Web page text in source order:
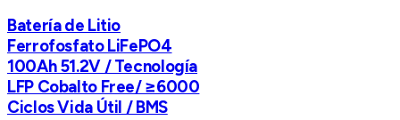
Batería de Litio
Ferrofosfato LiFePO4
100Ah 51.2V / Tecnología
LFP Cobalto Free/ ≥6000
Ciclos Vida Útil / BMS